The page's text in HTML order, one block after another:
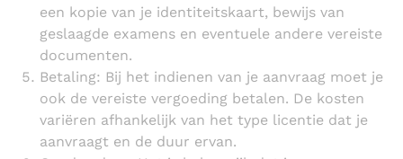
een kopie van je identiteitskaart, bewijs van
geslaagde examens en eventuele andere vereiste
documenten.
Betaling: Bij het indienen van je aanvraag moet je
ook de vereiste vergoeding betalen. De kosten
variëren afhankelijk van het type licentie dat je
aanvraagt en de duur ervan.